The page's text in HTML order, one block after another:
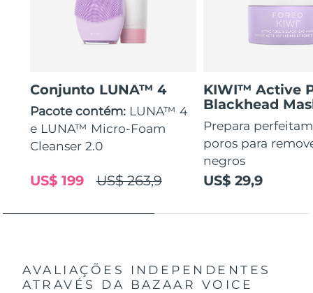
Conjunto LUNA™ 4
Pacote contém: LUNA™ 4
e LUNA™ Micro-Foam
Cleanser 2.0
US$ 263,9
US$ 199
KIWI™ Active
Blackhead
Prepara
poros para
negros
US$ 29,9
AVALIAÇÕES INDEPENDENTES
ATRAVÉS DA BAZAAR VOICE